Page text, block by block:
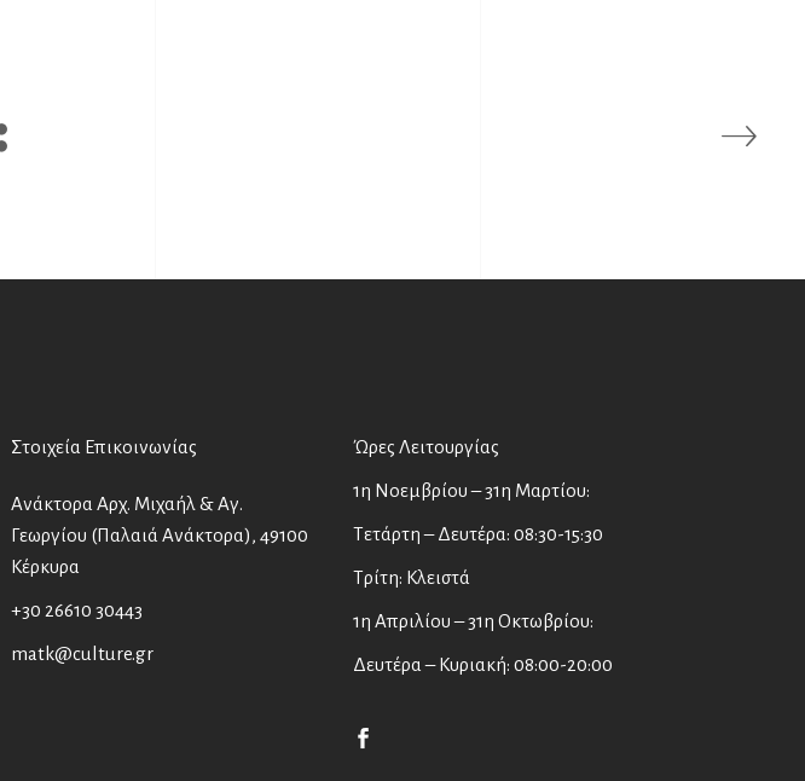
Στοιχεία Επικοινωνίας
Ανάκτορα Αρχ. Μιχαήλ & Αγ.
Γεωργίου (Παλαιά Ανάκτορα), 49100
Κέρκυρα
+30 26610 30443
matk@culture.gr
Ώρες Λειτουργίας
1η Νοεμβρίου – 31η Μαρτίου:
Τετάρτη – Δευτέρα: 08:30-15:30
Τρίτη: Κλειστά
1η Απριλίου – 31η Οκτωβρίου:
Δευτέρα – Κυριακή: 08:00-20:00